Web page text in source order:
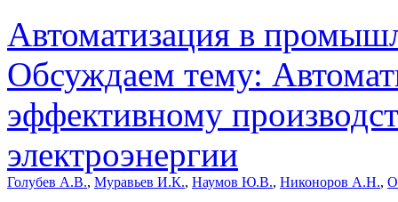
Автоматизация в
Обсуждаем тему:
эффективному
электроэнергии
Голубев А.В., Муравьев И.К., Наумов Ю.В., Никоноров А.Н.,